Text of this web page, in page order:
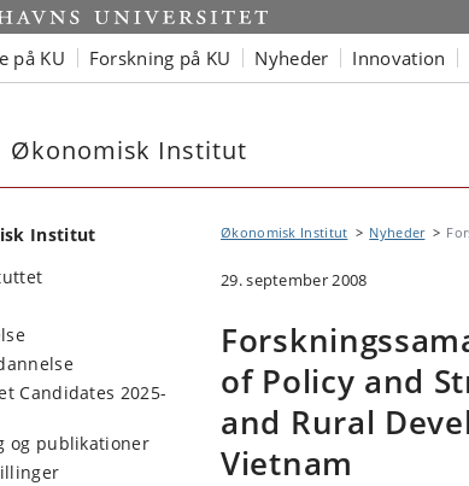
på KU Forskning på KU Nyheder Innovation
Økonomisk Institut
Institut
Candidates 2025-
og publikationer
Økonomisk Institut Nyheder
29. september 2008
of Policy and
and Rural
Vietnam